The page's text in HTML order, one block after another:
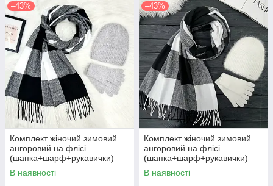
–43%
Комплект жіночий зимовий
ангоровий на флісі
(шапка+шарф+рукавички)
ODYSSEY 55-58 см сірий
12822 - 1119 - 4210
В наявності
–43%
Комплект жіночий зимовий
ангоровий на флісі
(шапка+шарф+рукавички)
ODYSSEY 55-58 см
різнокольоровий 12814 - 1119
В наявності